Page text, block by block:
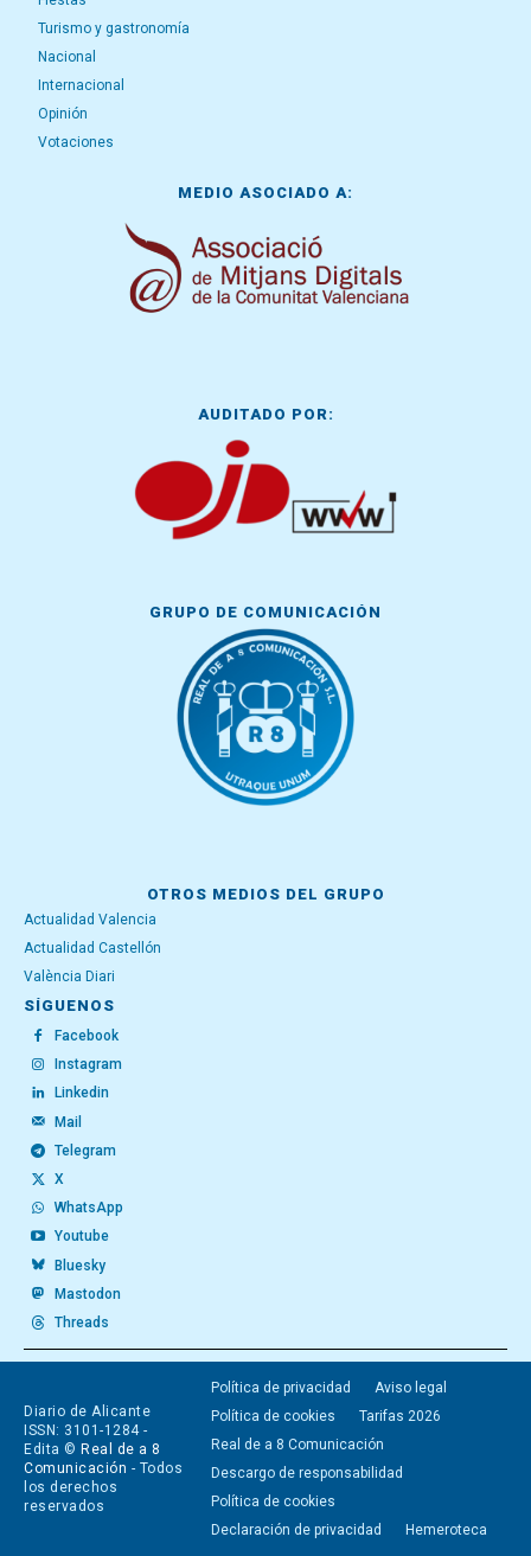
Turismo y gastronomía
Nacional
Internacional
Opinión
Votaciones
MEDIO ASOCIADO A:
AUDITADO POR:
GRUPO DE COMUNICACIÓN
OTROS MEDIOS DEL GRUPO
Actualidad Valencia
Actualidad Castellón
València Diari
SÍGUENOS
Facebook
Instagram
Linkedin
Mail
Telegram
X
WhatsApp
Youtube
Bluesky
Mastodon
Threads
Diario de Alicante
ISSN: 3101-1284 -
Edita © Real de a 8
Comunicación - Todos
los derechos
reservados
Política de privacidad
Aviso legal
Política de cookies
Tarifas 2026
Real de a 8 Comunicación
Descargo de responsabilidad
Política de cookies
Declaración de privacidad
Hemeroteca